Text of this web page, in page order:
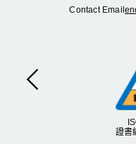
證書
Previous
Contact Email